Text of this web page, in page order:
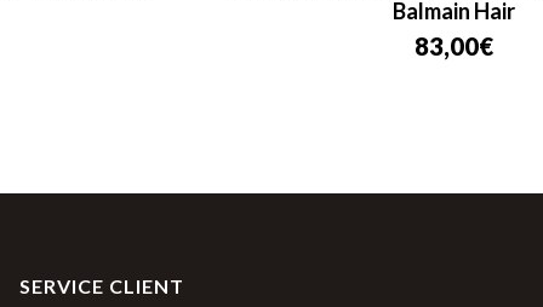
SERVICE CLIENT